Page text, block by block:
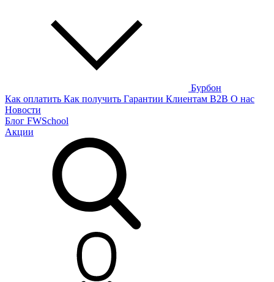
Бурбон
Как оплатить Как получить Гарантии Клиентам B2B О нас
Новости
Блог FWSchool
Акции